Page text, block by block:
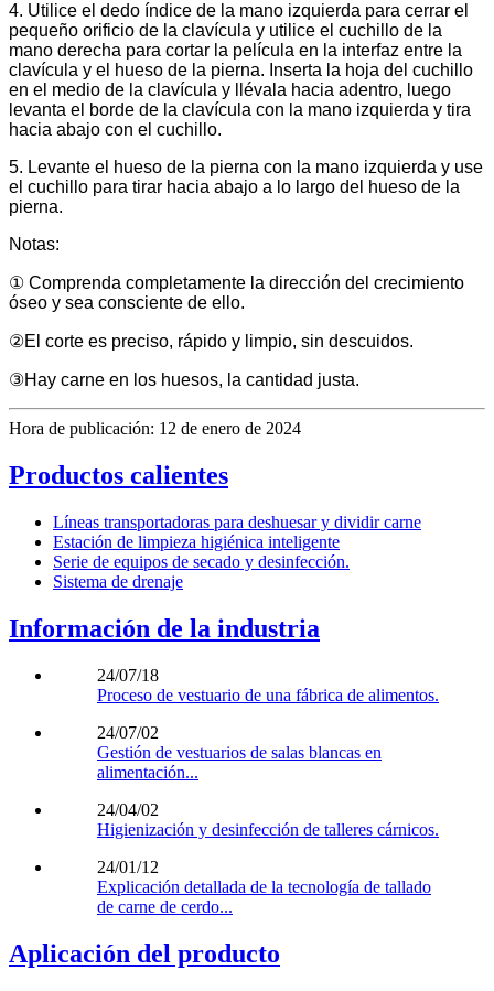
4. Utilice el dedo índice de la mano izquierda para cerrar el
pequeño orificio de la clavícula y utilice el cuchillo de la
mano derecha para cortar la película en la interfaz entre la
clavícula y el hueso de la pierna. Inserta la hoja del cuchillo
en el medio de la clavícula y llévala hacia adentro, luego
levanta el borde de la clavícula con la mano izquierda y tira
hacia abajo con el cuchillo.
5. Levante el hueso de la pierna con la mano izquierda y use
el cuchillo para tirar hacia abajo a lo largo del hueso de la
pierna.
Notas:
① Comprenda completamente la dirección del crecimiento
óseo y sea consciente de ello.
②El corte es preciso, rápido y limpio, sin descuidos.
③Hay carne en los huesos, la cantidad justa.
Hora de publicación: 12 de enero de 2024
Productos calientes
Líneas transportadoras para deshuesar y dividir carne
Estación de limpieza higiénica inteligente
Serie de equipos de secado y desinfección.
Sistema de drenaje
Información de la industria
24/07/18
Proceso de vestuario de una fábrica de alimentos.
24/07/02
Gestión de vestuarios de salas blancas en
alimentación...
24/04/02
Higienización y desinfección de talleres cárnicos.
24/01/12
Explicación detallada de la tecnología de tallado
de carne de cerdo...
Aplicación del producto